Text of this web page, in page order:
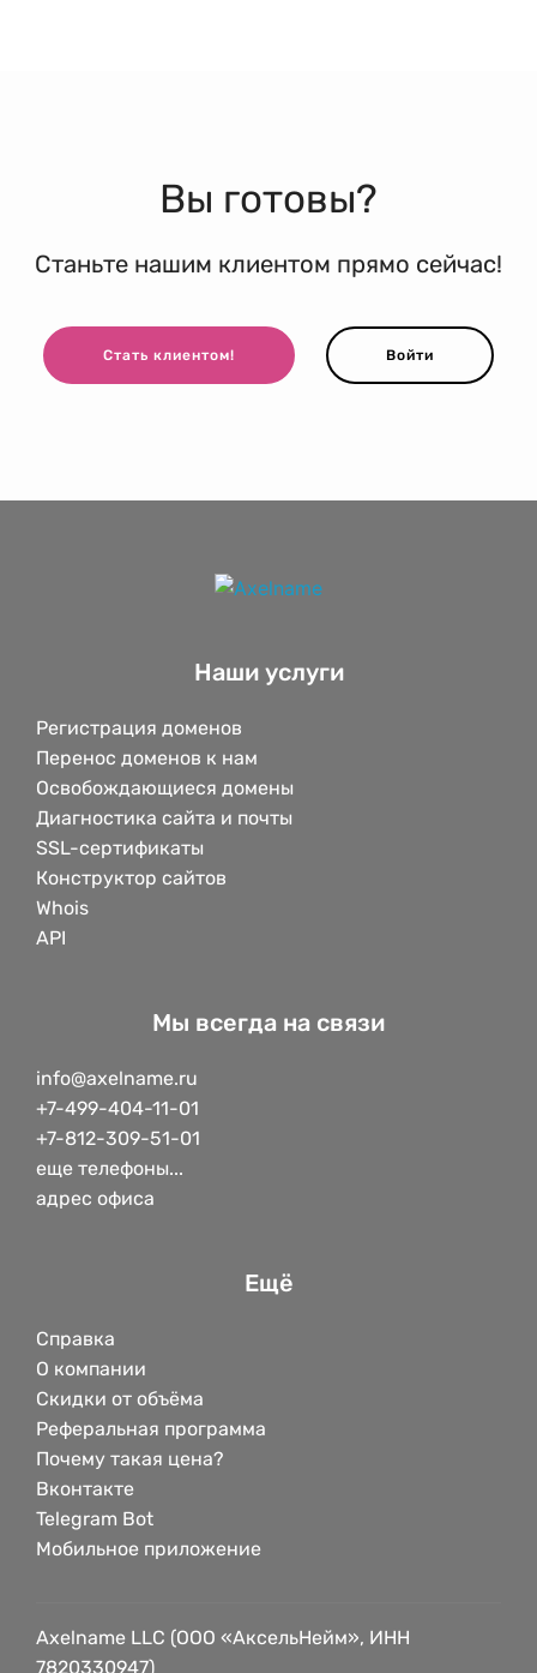
Вы готовы?
Станьте нашим клиентом прямо сейчас!
Стать клиентом! Войти
Наши услуги
Регистрация доменов
Перенос доменов к нам
Освобождающиеся домены
Диагностика сайта и почты
SSL-сертификаты
Конструктор сайтов
Whois
API
Мы всегда на связи
info@axelname.ru
+7-499-404-11-01
+7-812-309-51-01
еще телефоны...
адрес офиса
Ещё
Справка
О компании
Скидки от объёма
Реферальная программа
Почему такая цена?
Вконтакте
Telegram Bot
Мобильное приложение
Axelname LLC (ООО «АксельНейм», ИНН
7820330947)